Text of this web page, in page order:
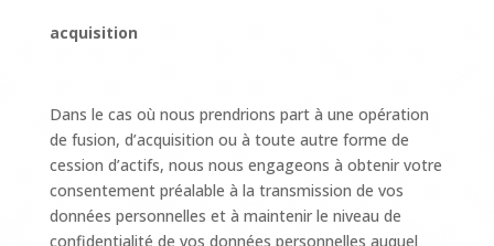
acquisition
Dans le cas où nous prendrions part à une opération
de fusion, d’acquisition ou à toute autre forme de
cession d’actifs, nous nous engageons à obtenir votre
consentement préalable à la transmission de vos
données personnelles et à maintenir le niveau de
confidentialité de vos données personnelles auquel